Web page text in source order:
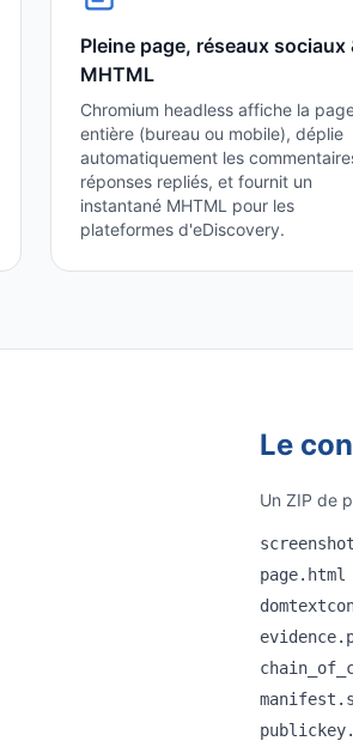
Pleine page, réseaux sociaux
MHTML
Chromium headless affiche la
entière (bureau ou mobile), déplie
automatiquement les
réponses repliés, et fournit un
instantané MHTML pour les
plateformes d'eDiscovery.
Le
Un ZIP de
page.html